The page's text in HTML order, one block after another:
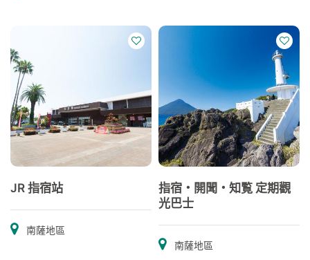
JR 指宿站
南薩地區
指宿・開聞・知覧 定期觀
光巴士
南薩地區